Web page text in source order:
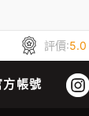
評價:
帳號